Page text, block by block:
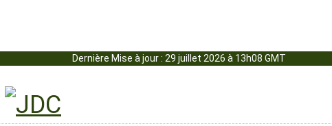
Dernière Mise à jour : 29 juillet 2026 à 13h08 GMT